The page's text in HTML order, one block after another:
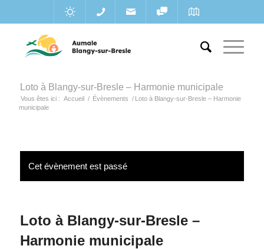
Loto à Blangy-sur-Bresle – Harmonie municipale
Vous êtes ici : Accueil / Évènements / Loto à Blangy-sur-Bresle – Harmonie
municipale
Cet évènement est passé
Loto à Blangy-sur-Bresle –
Harmonie municipale